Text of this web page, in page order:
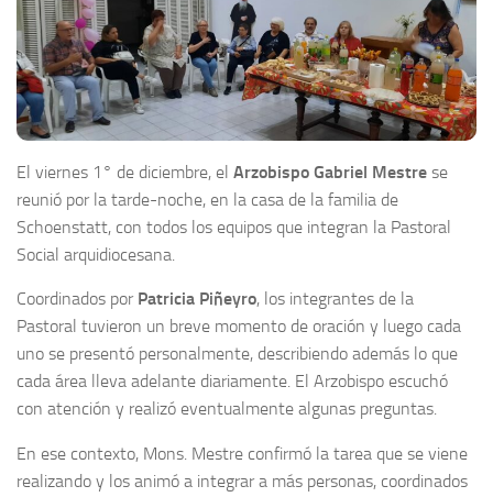
El viernes 1° de diciembre, el Arzobispo Gabriel Mestre se
reunió por la tarde-noche, en la casa de la familia de
Schoenstatt, con todos los equipos que integran la Pastoral
Social arquidiocesana.
Coordinados por Patricia Piñeyro, los integrantes de la
Pastoral tuvieron un breve momento de oración y luego cada
uno se presentó personalmente, describiendo además lo que
cada área lleva adelante diariamente. El Arzobispo escuchó
con atención y realizó eventualmente algunas preguntas.
En ese contexto, Mons. Mestre confirmó la tarea que se viene
realizando y los animó a integrar a más personas, coordinados